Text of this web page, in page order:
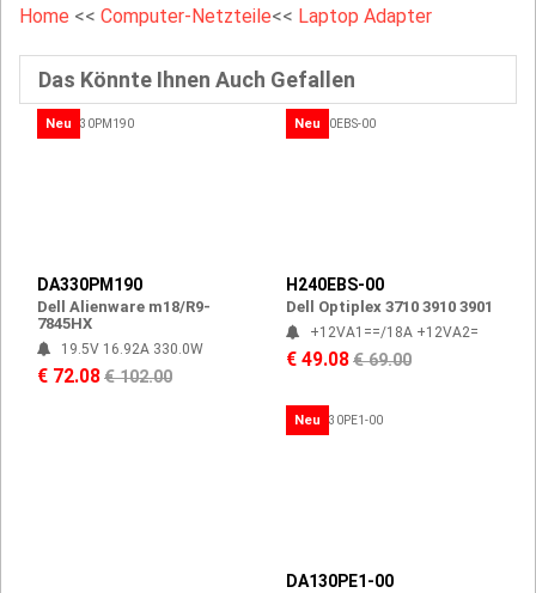
Home << Computer-Netzteile<< Laptop Adapter
Das Könnte Ihnen Auch Gefallen
Neu
DA330PM190
Dell Alienware m18/R9-
7845HX
19.5V 16.92A 330.0W
€ 72.08€ 102.00
Neu
H240EBS-00
Dell Optiplex 3710 3910 3901
+12VA1==/18A +12VA2=
€ 49.08€ 69.00
Neu
DA130PE1-00